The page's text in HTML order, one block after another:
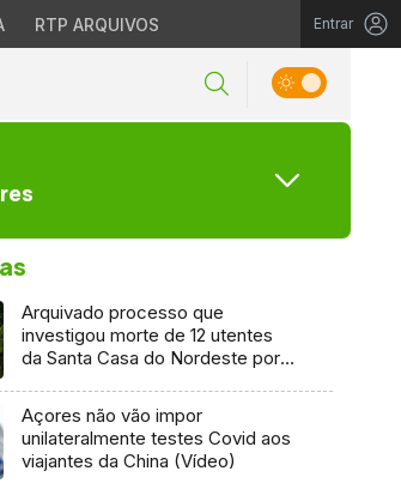
RTP ARQUIVOS Entrar
Arquivado processo que
investigou morte de 12 utentes
da Santa Casa do Nordeste por
Açores não vão impor
unilateralmente testes Covid aos
viajantes da China (Vídeo)